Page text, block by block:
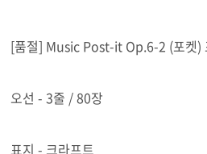
[품절] Music Post-it Op.6-2 (포켓)
오선 - 3줄 / 80장
표지 - 크라프트